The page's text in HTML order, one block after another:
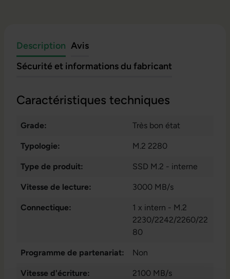
Description Avis
Sécurité et informations du fabricant
Caractéristiques techniques
Grade: Très bon état
Typologie: M.2 2280
Type de produit: SSD M.2 - interne
Vitesse de lecture: 3000 MB/s
Connectique:
1 x intern - M.2
2230/2242/2260/22
80
Programme de partenariat: Non
Vitesse d'écriture: 2100 MB/s